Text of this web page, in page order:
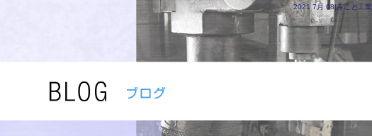
2021 7月 08|みこと工業